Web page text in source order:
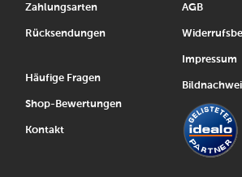
Zahlungsarten
Rücksendungen
Häufige Fragen
Shop-Bewertungen
Kontakt
AGB
Impressum